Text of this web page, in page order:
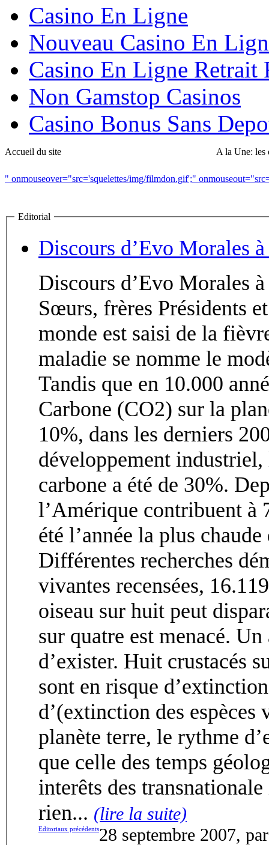
Casino En Ligne
Nouveau Casino En
Casino En Ligne Retrait
Non Gamstop Casinos
Casino Bonus Sans
Accueil du site A la Une: les
" onmouseover="src='squelettes/img/filmdon.gif';"
Editorial
Discours d’Evo Morales
Discours d’Evo Morales
Sœurs, frères Présidents
monde est saisi de la
maladie se nomme le
Tandis que en 10.000
Carbone (CO2) sur la
10%, dans les derniers
développement industriel,
carbone a été de 30%.
l’Amérique contribuent à
été l’année la plus
Différentes recherches
vivantes recensées,
oiseau sur huit peut
sur quatre est menacé.
d’exister. Huit crustacés
sont en risque
d’(extinction des espèces
planète terre, le rythme
que celle des temps
interêts des
rien... (lire la suite)
Editoriaux précédents28 septembre 2007,